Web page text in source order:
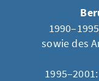
sowie des